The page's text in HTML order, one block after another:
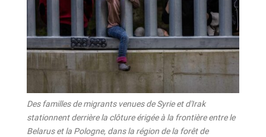
Des familles de migrants venues de Syrie et d'Irak
stationnent derrière la clôture érigée à la frontière entre le
Belarus et la Pologne, dans la région de la forêt de